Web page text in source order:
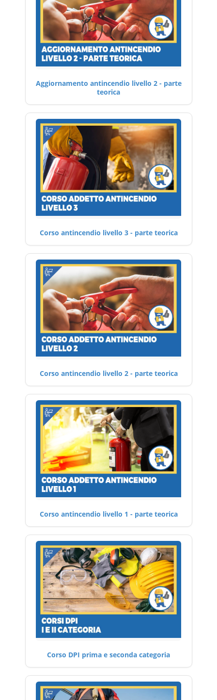
Aggiornamento antincendio livello 2 - parte
teorica
Corso antincendio livello 3 - parte teorica
Corso antincendio livello 2 - parte teorica
Corso antincendio livello 1 - parte teorica
Corso DPI prima e seconda categoria